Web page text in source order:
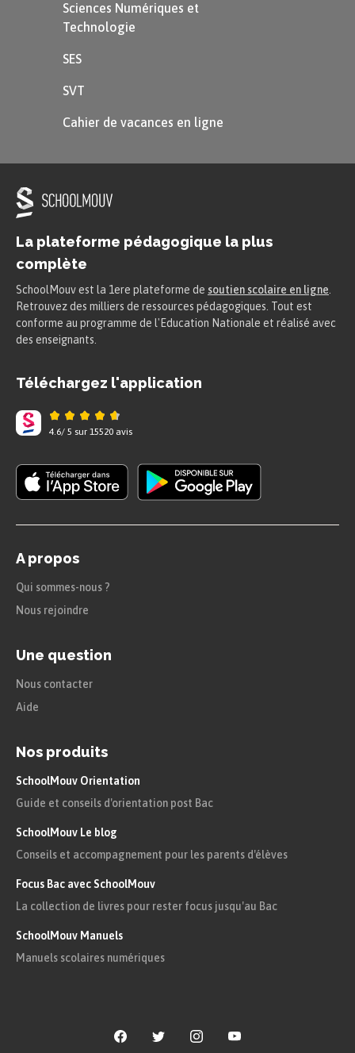
Sciences Numériques et
Technologie
SES
SVT
Cahier de vacances en ligne
La plateforme pédagogique la plus
complète
SchoolMouv est la 1ere plateforme de soutien scolaire en ligne
Retrouvez des milliers de ressources pédagogiques. Tout est
conforme au programme de l'Education Nationale et réalisé avec
des enseignants.
Téléchargez l'application
4.6/ 5 sur 15520 avis
A propos
Qui sommes-nous ?
Nous rejoindre
Une question
Nous contacter
Aide
Nos produits
SchoolMouv Orientation
Guide et conseils d'orientation post Bac
SchoolMouv Le blog
Conseils et accompagnement pour les parents d'élèves
Focus Bac avec SchoolMouv
La collection de livres pour rester focus jusqu'au Bac
SchoolMouv Manuels
Manuels scolaires numériques